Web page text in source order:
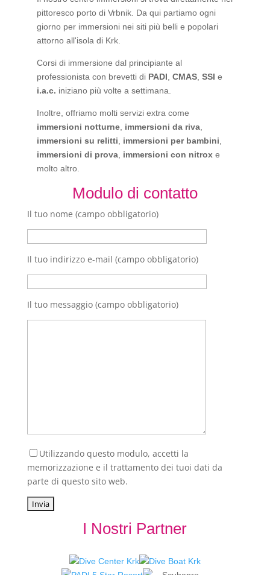
pittoresco porto di Vrbnik. Da qui partiamo ogni
giorno per immersioni nei siti più belli e popolari
attorno all'isola di Krk.
Corsi di immersione dal principiante al
professionista con brevetti di PADI CMAS, SSI e
i.a.c. iniziano più volte a settimana.
Inoltre, offriamo molti servizi extra come
immersioni notturne, immersioni da riva,
immersioni su relitti
immersioni per bambini
immersioni di prova, immersioni con nitroxe
molto altro.
Modulo di contatto
Il tuo nome (campo obbligatorio)
Il tuo indirizzo e-mail (campo obbligatorio)
Il tuo messaggio (campo obbligatorio)
Utilizzando questo modulo, accetti la
memorizzazione e il trattamento dei tuoi dati da
parte di questo sito web.
I Nostri Partner